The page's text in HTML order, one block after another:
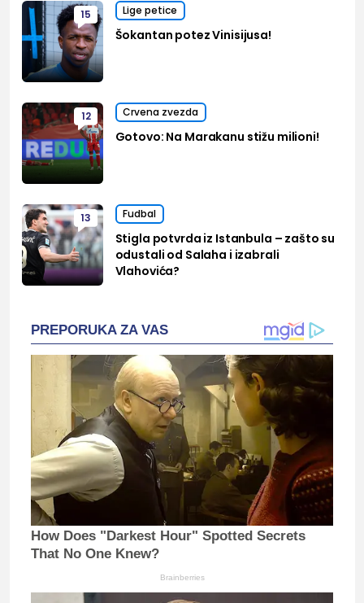
15 Lige petice
Šokantan potez Vinisijusa!
12 Crvena zvezda
Gotovo: Na Marakanu stižu milioni!
13 Fudbal
Stigla potvrda iz Istanbula – zašto su
odustali od Salaha i izabrali
Vlahovića?
PREPORUKA ZA VAS
How Does "Darkest Hour" Spotted Secrets
That No One Knew?
Brainberries